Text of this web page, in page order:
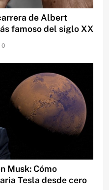
de Albert
famoso del siglo XX
0
Musk: Cómo
Tesla desde cero